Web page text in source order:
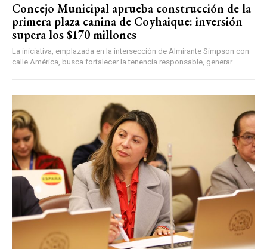
Concejo Municipal aprueba construcción de la
primera plaza canina de Coyhaique: inversión
supera los $170 millones
La iniciativa, emplazada en la intersección de Almirante Simpson con
calle América, busca fortalecer la tenencia responsable, generar...